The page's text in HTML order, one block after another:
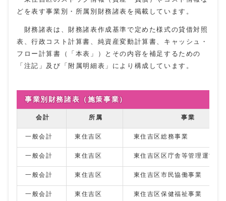
どを表す事業別・所属別財務諸表を掲載しています。
財務諸表は、財務諸表作成基準で定めた様式の貸借対照
表、行政コスト計算書、純資産変動計算書、キャッシュ・
フロー計算書（「本表」）とその内容を補足するための
「注記」及び「附属明細表」により構成しています。
事業別財務諸表（施策事業）
会計 所属 事業
一般会計 東住吉区 東住吉区総務事業
一般会計 東住吉区 東住吉区区庁舎等管理運営事
一般会計 東住吉区 東住吉区市民協働事業
一般会計 東住吉区 東住吉区保健福祉事業